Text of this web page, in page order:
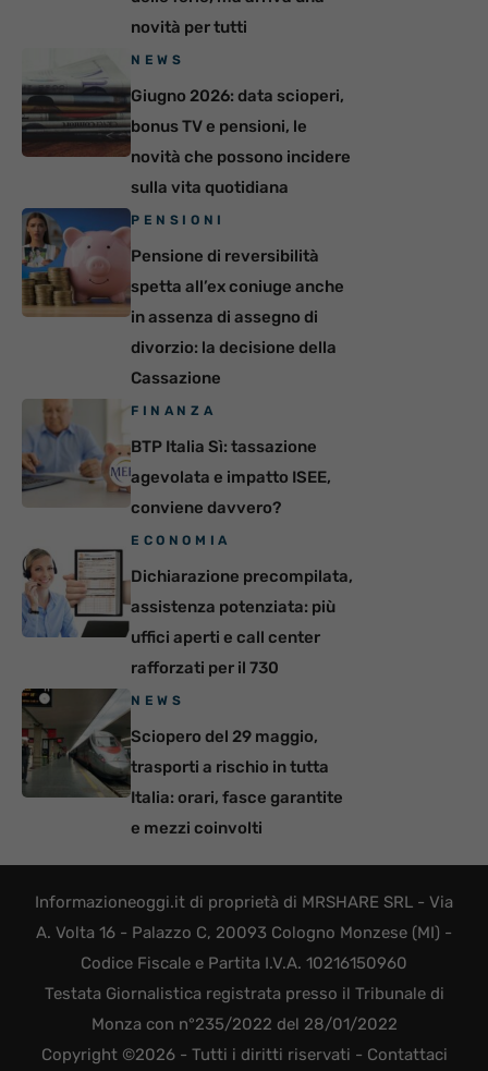
novità per tutti
NEWS
Giugno 2026: data scioperi,
bonus TV e pensioni, le
novità che possono incidere
sulla vita quotidiana
PENSIONI
Pensione di reversibilità
spetta all’ex coniuge anche
in assenza di assegno di
divorzio: la decisione della
Cassazione
FINANZA
BTP Italia Sì: tassazione
agevolata e impatto ISEE,
conviene davvero?
ECONOMIA
Dichiarazione precompilata,
assistenza potenziata: più
uffici aperti e call center
rafforzati per il 730
NEWS
Sciopero del 29 maggio,
trasporti a rischio in tutta
Italia: orari, fasce garantite
e mezzi coinvolti
Informazioneoggi.it di proprietà di MRSHARE SRL - Via
A. Volta 16 - Palazzo C, 20093 Cologno Monzese (MI) -
Codice Fiscale e Partita I.V.A. 10216150960
Testata Giornalistica registrata presso il Tribunale di
Monza con n°235/2022 del 28/01/2022
Copyright ©2026 - Tutti i diritti riservati - Contattaci